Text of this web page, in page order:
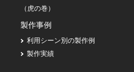
（虎の巻）
製作事例
利用シーン別の製作例
製作実績